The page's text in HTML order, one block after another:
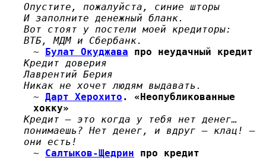
Опустите, пожалуйста, синие шторы
И заполните денежный бланк.
Вот стоят у постели моей кредиторы:
ВТБ, МДМ и Сбербанк.
~ Булат Окуджава про неудачный кредит
Кредит доверия
Лаврентий Берия
Никак не хочет людям выдавать.
~ Дарт Херохито . «Неопубликованные
хокку»
Кредит — это когда у тебя нет денег…
понимаешь? Нет денег, и вдруг — клац! —
они есть!
~ Салтыков-Щедрин про кредит